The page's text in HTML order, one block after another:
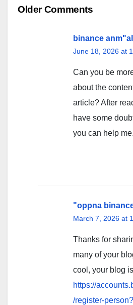
Comment
Older Comments
binance
June 18, 2026 at
Can you be
about the
article? After
have some
you can help me.
"oppna
March 7, 2026 at
Thanks for
many of your
cool, your blog
https://
/register-person?